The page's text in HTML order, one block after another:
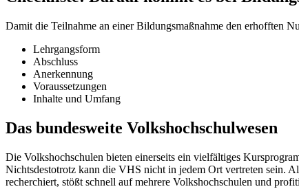
Damit die Teilnahme an einer Bildungsmaßnahme den erhofften
Lehrgangsform
Abschluss
Anerkennung
Voraussetzungen
Inhalte und Umfang
Das bundesweite Volkshochschulwesen
Die Volkshochschulen bieten einerseits ein vielfältiges
Nichtsdestotrotz kann die VHS nicht in jedem Ort vertreten sein.
recherchiert, stößt schnell auf mehrere Volkshochschulen und